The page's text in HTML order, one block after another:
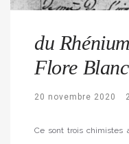
du
Flore Blanc
20 novembre 2020
Ce sont trois chimistes